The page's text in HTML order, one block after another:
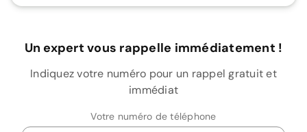
Un expert vous rappelle immédiatement !
Indiquez votre numéro pour un rappel gratuit et
immédiat
Votre numéro de téléphone